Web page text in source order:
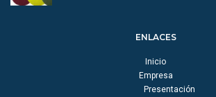
ENLACES
Inicio
Empresa
Presentación